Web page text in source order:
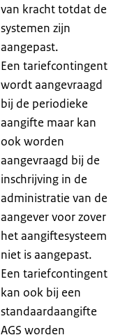
van kracht totdat de
systemen zijn
aangepast.
Een tariefcontingent
wordt aangevraagd
bij de periodieke
aangifte maar kan
ook worden
aangevraagd bij de
inschrijving in de
administratie van de
aangever voor zover
het aangiftesysteem
niet is aangepast.
Een tariefcontingent
kan ook bij een
standaardaangifte
AGS worden